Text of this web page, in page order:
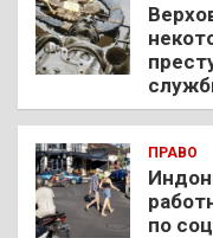
ПРАВО
по